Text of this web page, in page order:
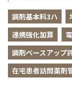
調剤基本料3ハ
連携強化加算
調剤ベースアップ
在宅患者訪問薬剤